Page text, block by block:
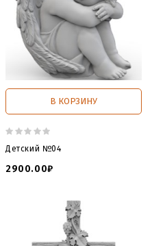
В КОРЗИНУ
Детский №04
2900.00₽